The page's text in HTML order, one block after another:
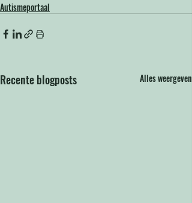
Autismeportaal
Recente blogposts Alles weergeven